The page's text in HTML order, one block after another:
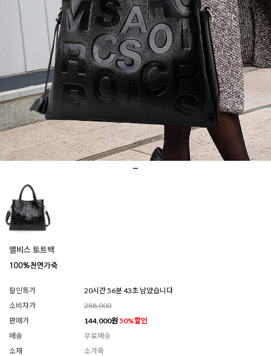
앨비스 토트백
할인특가
20시간 56분 40초 남았습니다
소비자가
288,000
판매가
144,000원 50%할인
배송
무료배송
소재
소가죽